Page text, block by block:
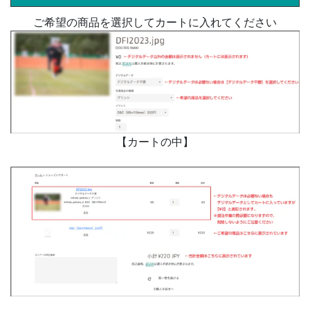
ご希望の商品を選択してカートに入れてください
【カートの中】